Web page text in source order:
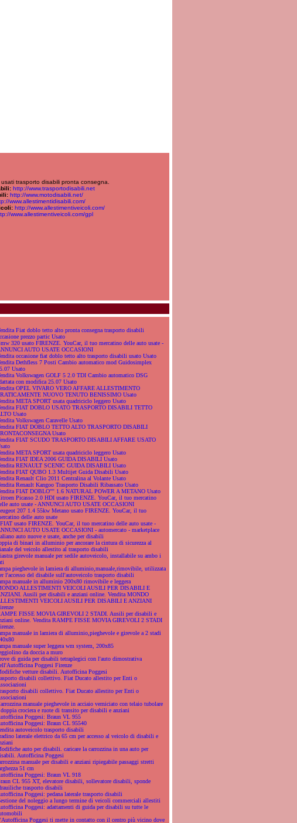
trasporto disabili pronta consegna.
http://www.trasportodisabili.net
http://www.motodisabili.net/
www.allestimentidisabili.com/
http://www.allestimentiveicoli.com/
www.allestimentiveicoli.com/gpl
Fiat doblo tetto alto pronta consegna trasporto disabili
prezzo partic Usato
320 usato FIRENZE. YouCar, il tuo mercatino delle auto usate -
AUTO USATE OCCASIONI
occasione fiat doblo tetto alto trasporto disabili usato Usato
Dethfless 7 Posti Cambio automatico mod Guidosimplex
Usato
Volkswagen GOLF 5 2.0 TDI Cambio automatico DSG
con modifica 25.07 Usato
OPEL VIVARO VERO AFFARE ALLESTIMENTO
NUOVO TENUTO BENISSIMO Usato
META SPORT usata quadriciclo leggero Usato
FIAT DOBLO USATO TRASPORTO DISABILI TETTO
Usato
Volkswagen Caravelle Usato
FIAT DOBLO TETTO ALTO TRASPORTO DISABILI
Usato
FIAT SCUDO TRASPORTO DISABILI AFFARE USATO
META SPORT usata quadriciclo leggero Usato
FIAT IDEA 2006 GUIDA DISABILI Usato
RENAULT SCENIC GUIDA DISABILI Usato
FIAT QUBO 1.3 Multijet Guida Disabili Usato
Renault Clio 2011 Centralina al Volante Usato
Renault Kangoo Trasporto Disabili Ribassato Usato
FIAT DOBLO'''' 1.6 NATURAL POWER A METANO Usato
Picasso 2.0 HDI usato FIRENZE. YouCar, il tuo mercatino
auto usate - ANNUNCI AUTO USATE OCCASIONI
207 1.4 55kw Metano usato FIRENZE. YouCar, il tuo
delle auto usate
usato FIRENZE. YouCar, il tuo mercatino delle auto usate -
AUTO USATE OCCASIONI - automercato - marketplace
auto nuove e usate, anche per disabili
di binari in alluminio per ancorare la cintura di sicurezza al
del veicolo allestito al trasporto disabili
girevole manuale per sedile autoveicolo, installabile su ambo i
pieghevole in lamiera di alluminio,manuale,rimovibile, utilizzata
l'accesso del disabile sull'autoveicolo trasporto disabili
manuale in alluminio 200x80 rimovibile e leggera
ALLESTIMENTI VEICOLI AUSILI PER DISABILI E
Ausili per disabili e anziani online. Vendita MONDO
VEICOLI AUSILI PER DISABILI E ANZIANI
FISSE MOVIA GIREVOLI 2 STADI. Ausili per disabili e
online. Vendita RAMPE FISSE MOVIA GIREVOLI 2 STADI
manuale in lamiera di alluminio,pieghevole e girevole a 2 stadi
manuale super leggera wm system, 200x85
da doccia a muro
di guida per disabili tetraplegici con l'auto dimostrativa
Poggesi Firenze
vetture disabili. Autofficina Poggesi
disabili collettivo. Fiat Ducato allestito per Enti o
disabili collettivo. Fiat Ducato allestito per Enti o
manuale pieghevole in acciaio verniciato con telaio tubolare
doppia crociera e ruote di transito per disabili e anziani
Poggesi: Braun VL 955
Poggesi: Braun CL 95540
autoveicolo trasporto disabili
laterale elettrico da 65 cm per accesso al veicolo di disabili e
auto per disabili. caricare la carrozzina in una auto per
Autofficina Poggesi
manuale per disabili e anziani ripiegabile passaggi stretti
51 cm
Poggesi: Braun VL 918
CL 955 XT, elevatore disabili, sollevatore disabili, sponde
trasporto disabili
Poggesi: pedana laterale trasporto disabili
del noleggio a lungo termine di veicoli commerciali allestiti
Poggesi: adattamenti di guida per disabili su tutte le
Poggesi ti mette in contatto con il centro più vicino dove